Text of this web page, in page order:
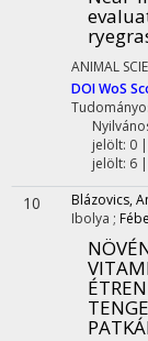
ANIMAL
DOIWoS
jelölt: 0
jelölt: 6
10 Blázovics,
Ibolya ;